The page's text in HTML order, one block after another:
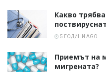
Какво
5 ГОДИНИ AGO
Приемът на
мигрената?